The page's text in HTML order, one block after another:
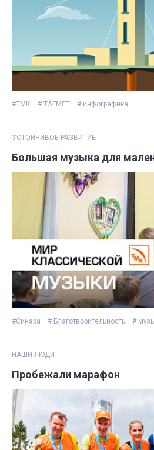
#ТМК # ТАГМЕТ # инфографика
УСТОЙЧИВОЕ РАЗВИТИЕ
Большая музыка для
#Синара # Благотворительность #
НАШИ ЛЮДИ
Пробежали марафон